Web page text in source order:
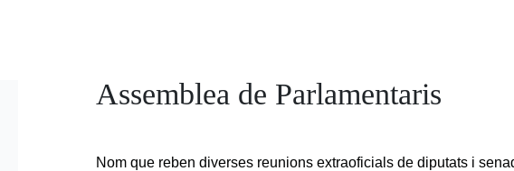
Assemblea de Parlamentaris
Nom que reben diverses reunions extraoficials de diputats i